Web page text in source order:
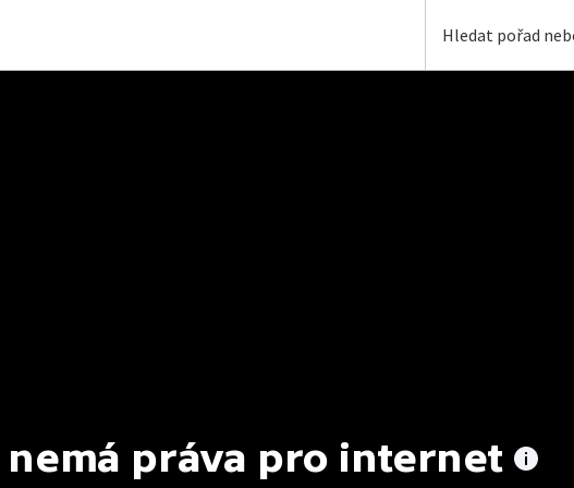
nemá práva pro internet